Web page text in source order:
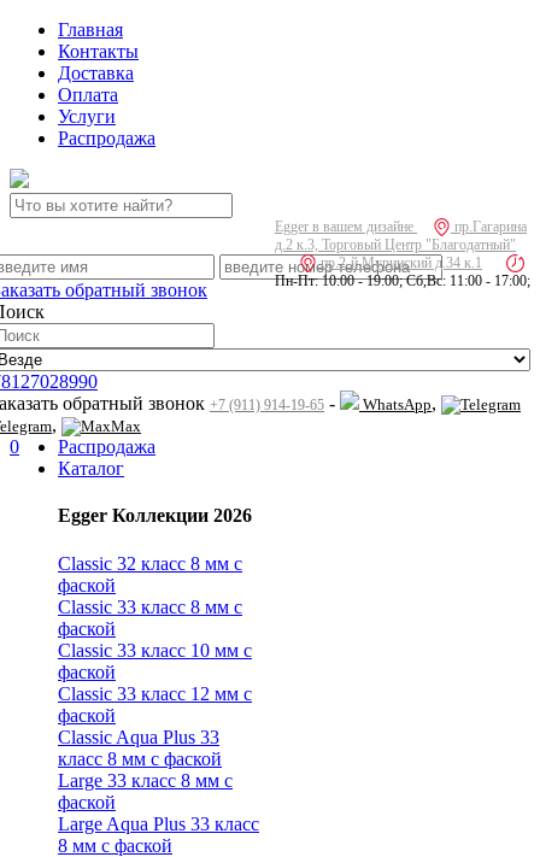
Главная
Контакты
Доставка
Оплата
Услуги
Распродажа
Egger в вашем дизайне
пр.Гагарина
д.2 к.3, Торговый Центр "Благодатный"
пр.2-й Муринский д.34 к.1
Пн-Пт: 10:00 - 19:00; Сб,Вс: 11:00 - 17:00;
обратный звонок
обратный звонок +7 (911) 914-19-65 - WhatsApp,
, Max
0
Распродажа
Каталог
Egger Коллекции 2026
Classic 32 класс 8 мм с
фаской
Classic 33 класс 8 мм с
фаской
Classic 33 класс 10 мм с
фаской
Classic 33 класс 12 мм с
фаской
Classic Aqua Plus 33
класс 8 мм с фаской
Large 33 класс 8 мм с
фаской
Large Aqua Plus 33 класс
8 мм с фаской